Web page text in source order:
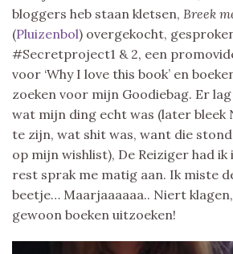
bloggers heb staan kletsen, Breek
(Pluizenbol) overgekocht,
#Secretproject1 & 2, een
voor ‘Why I love this book’ en
zoeken voor mijn Goodiebag. Er
wat mijn ding echt was (later bleek
te zijn, wat shit was, want die
op mijn wishlist), De Reiziger had ik
rest sprak me matig aan. Ik miste
beetje… Maarjaaaaaa.. Niert
gewoon boeken uitzoeken!